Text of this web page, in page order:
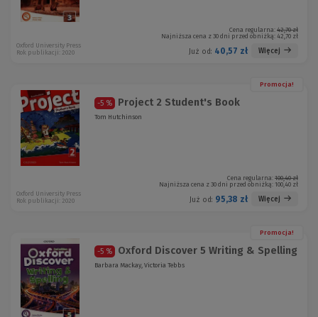
Cena regularna: 42,70 zł
Najniższa cena z 30 dni przed obniżką: 42,70 zł
Już od: 40,57 zł Więcej
Oxford University Press
Rok publikacji: 2020
Promocja!
-5 % Project 2 Student's Book
Tom Hutchinson
Cena regularna: 100,40 zł
Najniższa cena z 30 dni przed obniżką: 100,40 zł
Już od: 95,38 zł Więcej
Oxford University Press
Rok publikacji: 2020
Promocja!
-5 % Oxford Discover 5 Writing & Spelling
Barbara Mackay, Victoria Tebbs